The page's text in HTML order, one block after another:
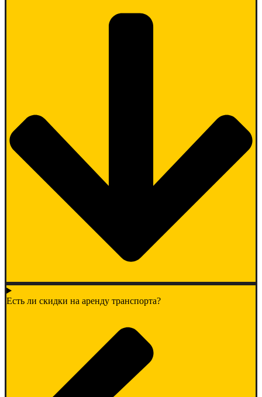
Есть ли скидки на аренду транспорта?